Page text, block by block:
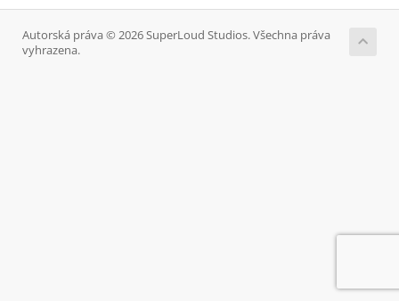
Autorská práva © 2026 SuperLoud Studios. Všechna práva
vyhrazena.